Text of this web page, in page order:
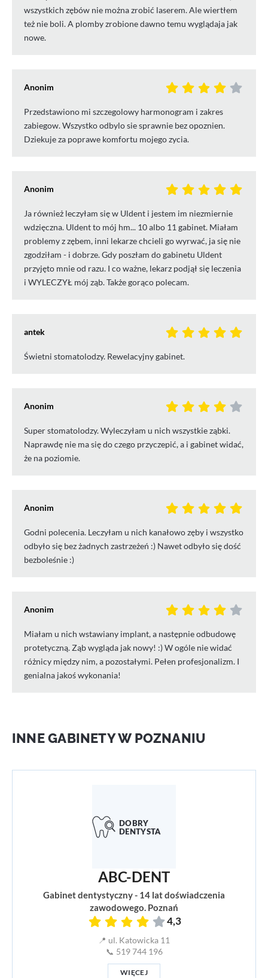
wszystkich zębów nie można zrobić laserem. Ale wiertłem
też nie boli. A plomby zrobione dawno temu wyglądaja jak
nowe.
Anonim
Przedstawiono mi szczegolowy harmonogram i zakres
zabiegow. Wszystko odbylo sie sprawnie bez opoznien.
Dziekuje za poprawe komfortu mojego zycia.
Anonim
Ja również leczyłam się w Uldent i jestem im niezmiernie
wdzięczna. Uldent to mój hm... 10 albo 11 gabinet. Miałam
problemy z zębem, inni lekarze chcieli go wyrwać, ja się nie
zgodziłam - i dobrze. Gdy poszłam do gabinetu Uldent
przyjęto mnie od razu. I co ważne, lekarz podjął się leczenia
i WYLECZYŁ mój ząb. Także gorąco polecam.
antek
Świetni stomatolodzy. Rewelacyjny gabinet.
Anonim
Super stomatolodzy. Wyleczyłam u nich wszystkie ząbki.
Naprawdę nie ma się do czego przyczepić, a i gabinet widać,
że na poziomie.
Anonim
Godni polecenia. Leczyłam u nich kanałowo zęby i wszystko
odbyło się bez żadnych zastrzeżeń :) Nawet odbyło się dość
bezboleśnie :)
Anonim
Miałam u nich wstawiany implant, a następnie odbudowę
protetyczną. Ząb wygląda jak nowy! :) W ogóle nie widać
różnicy między nim, a pozostałymi. Pełen profesjonalizm. I
genialna jakoś wykonania!
INNE GABINETY W POZNANIU
ABC-DENT
Gabinet dentystyczny - 14 lat doświadczenia
zawodowego. Poznań
4,3
📍 ul. Katowicka 11
📞 519 744 196
WIĘCEJ